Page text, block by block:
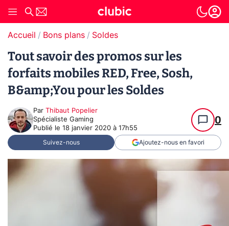
Accueil Bons plans Soldes
Tout savoir des promos sur les
forfaits mobiles RED, Free, Sosh,
B&amp;You pour les Soldes
Par Thibaut Popelier
Spécialiste Gaming
Publié le 18 janvier 2020 à 17h55
0
Suivez-nous Ajoutez-nous en favori